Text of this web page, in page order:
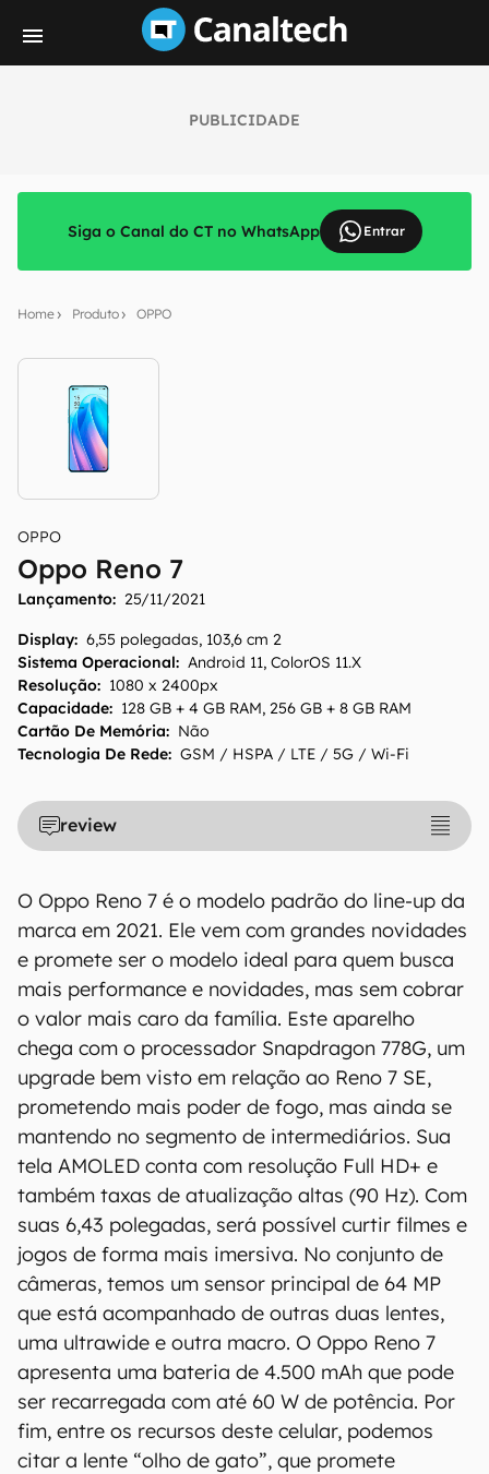
PUBLICIDADE
Siga o Canal do CT no WhatsApp Entrar
Home Produto OPPO
OPPO
Oppo Reno 7
Lançamento: 25/11/2021
Display: 6,55 polegadas, 103,6 cm 2
Sistema Operacional: Android 11, ColorOS 11.X
Resolução: 1080 x 2400px
Capacidade: 128 GB + 4 GB RAM, 256 GB + 8 GB RAM
Cartão De Memória: Não
Tecnologia De Rede: GSM / HSPA / LTE / 5G / Wi-Fi
review
O Oppo Reno 7 é o modelo padrão do line-up da
marca em 2021. Ele vem com grandes novidades
e promete ser o modelo ideal para quem busca
mais performance e novidades, mas sem cobrar
o valor mais caro da família. Este aparelho
chega com o processador Snapdragon 778G, um
upgrade bem visto em relação ao Reno 7 SE,
prometendo mais poder de fogo, mas ainda se
mantendo no segmento de intermediários. Sua
tela AMOLED conta com resolução Full HD+ e
também taxas de atualização altas (90 Hz). Com
suas 6,43 polegadas, será possível curtir filmes e
jogos de forma mais imersiva. No conjunto de
câmeras, temos um sensor principal de 64 MP
que está acompanhado de outras duas lentes,
uma ultrawide e outra macro. O Oppo Reno 7
apresenta uma bateria de 4.500 mAh que pode
ser recarregada com até 60 W de potência. Por
fim, entre os recursos deste celular, podemos
citar a lente “olho de gato”, que promete
O Canaltech mantém esforço constante para
encontrar e manter atualizadas as
informações presentes em nossas fichas
técnicas, porém tenha em mente que
especificações e recursos podem variar entre
regiões e países. Portanto, recomendamos
que você visite o site oficial do fabricante ou
operadora que comercializa o produto para
regionais.
Aviso legal: O Canaltech não se responsabiliza
os resultados obtidos com o uso dessas
informações. As informações são fornecidas
"como estão", sem qualquer garantia de
precisão, detalhes, variações ou em relação
aos resultados obtidos com o uso dessas
informações.